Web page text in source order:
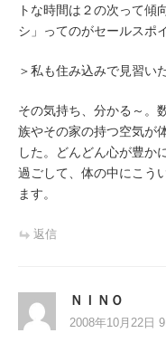
トな時間は２の次って傾
シ」ってのがセールスポ
＞私も住み込みで見習い
その気持ち、分かる～。
族やその家の持つ空気が
した。どんどん心が豊か
過ごして、体の中にこう
ます。
返信
ＮＩＮＯ
2008年10月22日